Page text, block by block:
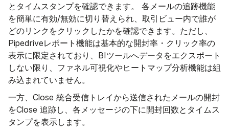
とタイムスタンプを確認できます。 各メールの追跡機能
を簡単に有効/無効に切り替えられ、取引ビュー内で誰が
どのリンクをクリックしたかを確認できます。ただし、
Pipedriveレポート機能は基本的な開封率・クリック率の
表示に限定されており、BIツールへデータをエクスポート
しない限り、ファネル可視化やヒートマップ分析機能は組
み込まれていません。
一方、Close 統合受信トレイから送信されたメールの開封
をClose 追跡し、各メッセージの下に開封回数とタイムス
タンプを表示します。